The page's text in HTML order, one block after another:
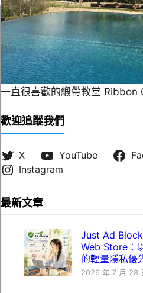
一直很喜歡的緞帶教堂 Ribbon
歡迎追蹤我們
X YouTube
Instagram
最新文章
Just Ad
Web Store：
的輕量隱私優
2026 年 7 月 28